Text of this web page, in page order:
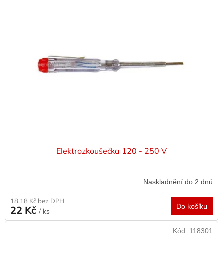
Elektrozkoušečka 120 - 250 V
Naskladnění do 2 dnů
18,18 Kč bez DPH
22 Kč / ks
Do košíku
Kód: 118301